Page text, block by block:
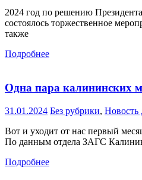
2024 год по решению
состоялось торжественное
также
Подробнее
Одна пара калининских
31.01.2024 Без рубрики, Новость
Вот и уходит от нас первый
По данным отдела ЗАГС
Подробнее